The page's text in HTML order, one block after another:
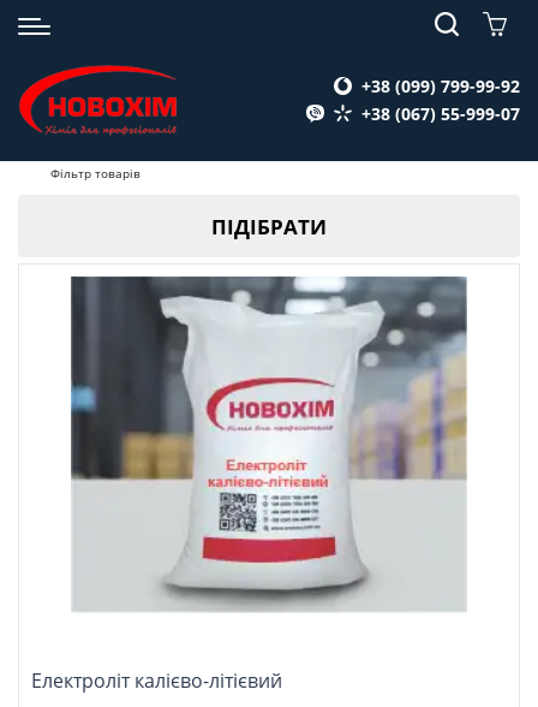
+38 (099) 799-99-92
+38 (067) 55-999-07
Фільтр товарів
ПІДІБРАТИ
Електроліт калієво-літієвий